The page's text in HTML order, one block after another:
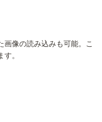
画像の読み込みも可能。こ
。